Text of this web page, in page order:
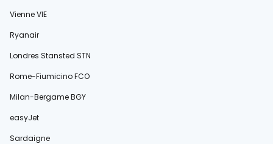
Vienne VIE
Ryanair
Londres Stansted STN
Rome-Fiumicino FCO
Milan-Bergame BGY
easyJet
Sardaigne